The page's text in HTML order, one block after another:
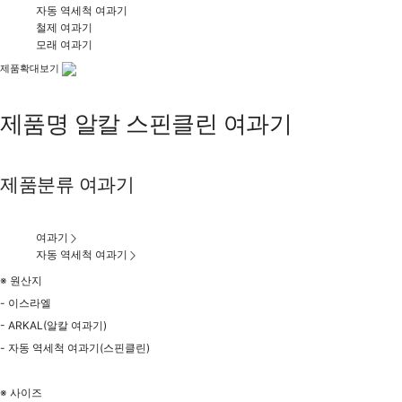
자동 역세척 여과기
철제 여과기
모래 여과기
제품확대보기
제품명 알칼 스핀클린 여과기
제품분류 여과기
여과기
자동 역세척 여과기
※ 원산지
- 이스라엘
- ARKAL(알칼 여과기)
- 자동 역세척 여과기(스핀클린)
※ 사이즈